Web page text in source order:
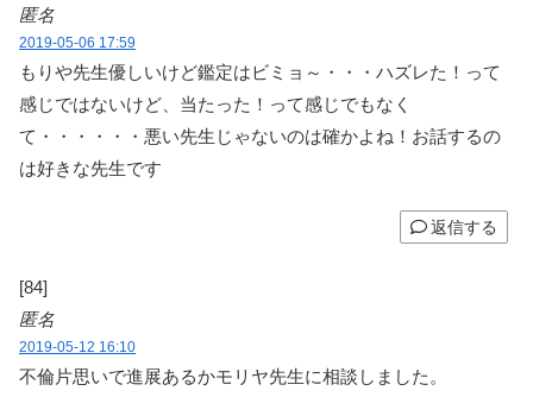
匿名
2019-05-06 17:59
もりや先生優しいけど鑑定はビミョ～・・・ハズレた！って
感じではないけど、当たった！って感じでもなく
て・・・・・・悪い先生じゃないのは確かよね！お話するの
は好きな先生です
返信する
[84]
匿名
2019-05-12 16:10
不倫片思いで進展あるかモリヤ先生に相談しました。